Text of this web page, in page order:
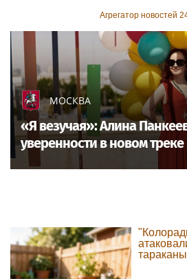
Агрегатор новостей
МОСКВА
«Я везучая»: Алина
уверенности в новом треке
тараканы